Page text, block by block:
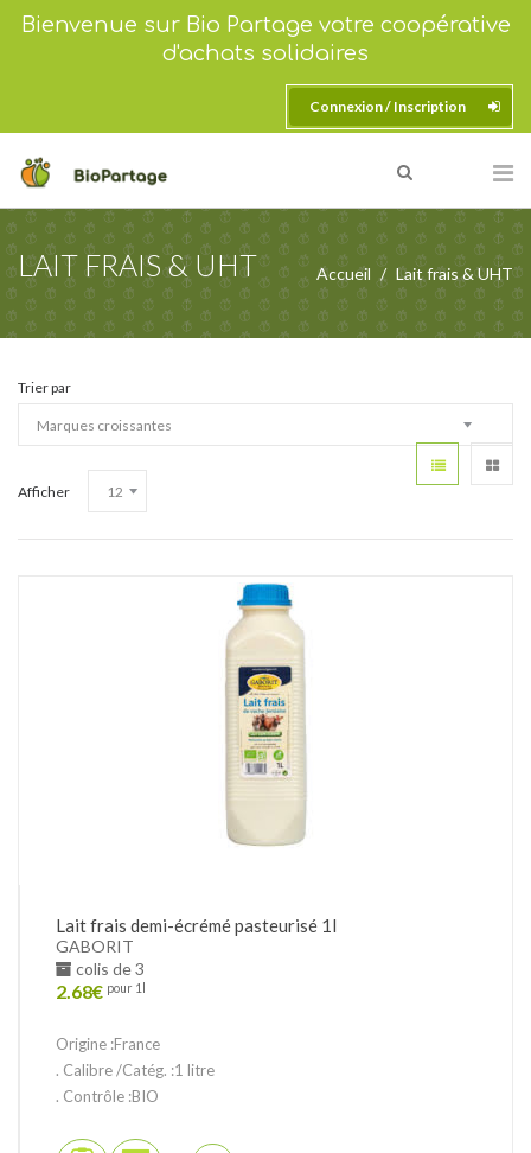
Bienvenue sur Bio Partage votre coopérative
d'achats solidaires
Connexion / Inscription
LAIT FRAIS & UHT Accueil Lait frais & UHT
Trier par
Afficher
Lait frais demi-écrémé pasteurisé 1l
GABORIT
colis de 3
2.68€ pour 1l
Origine :France
. Calibre /Catég. :1 litre
. Contrôle :BIO